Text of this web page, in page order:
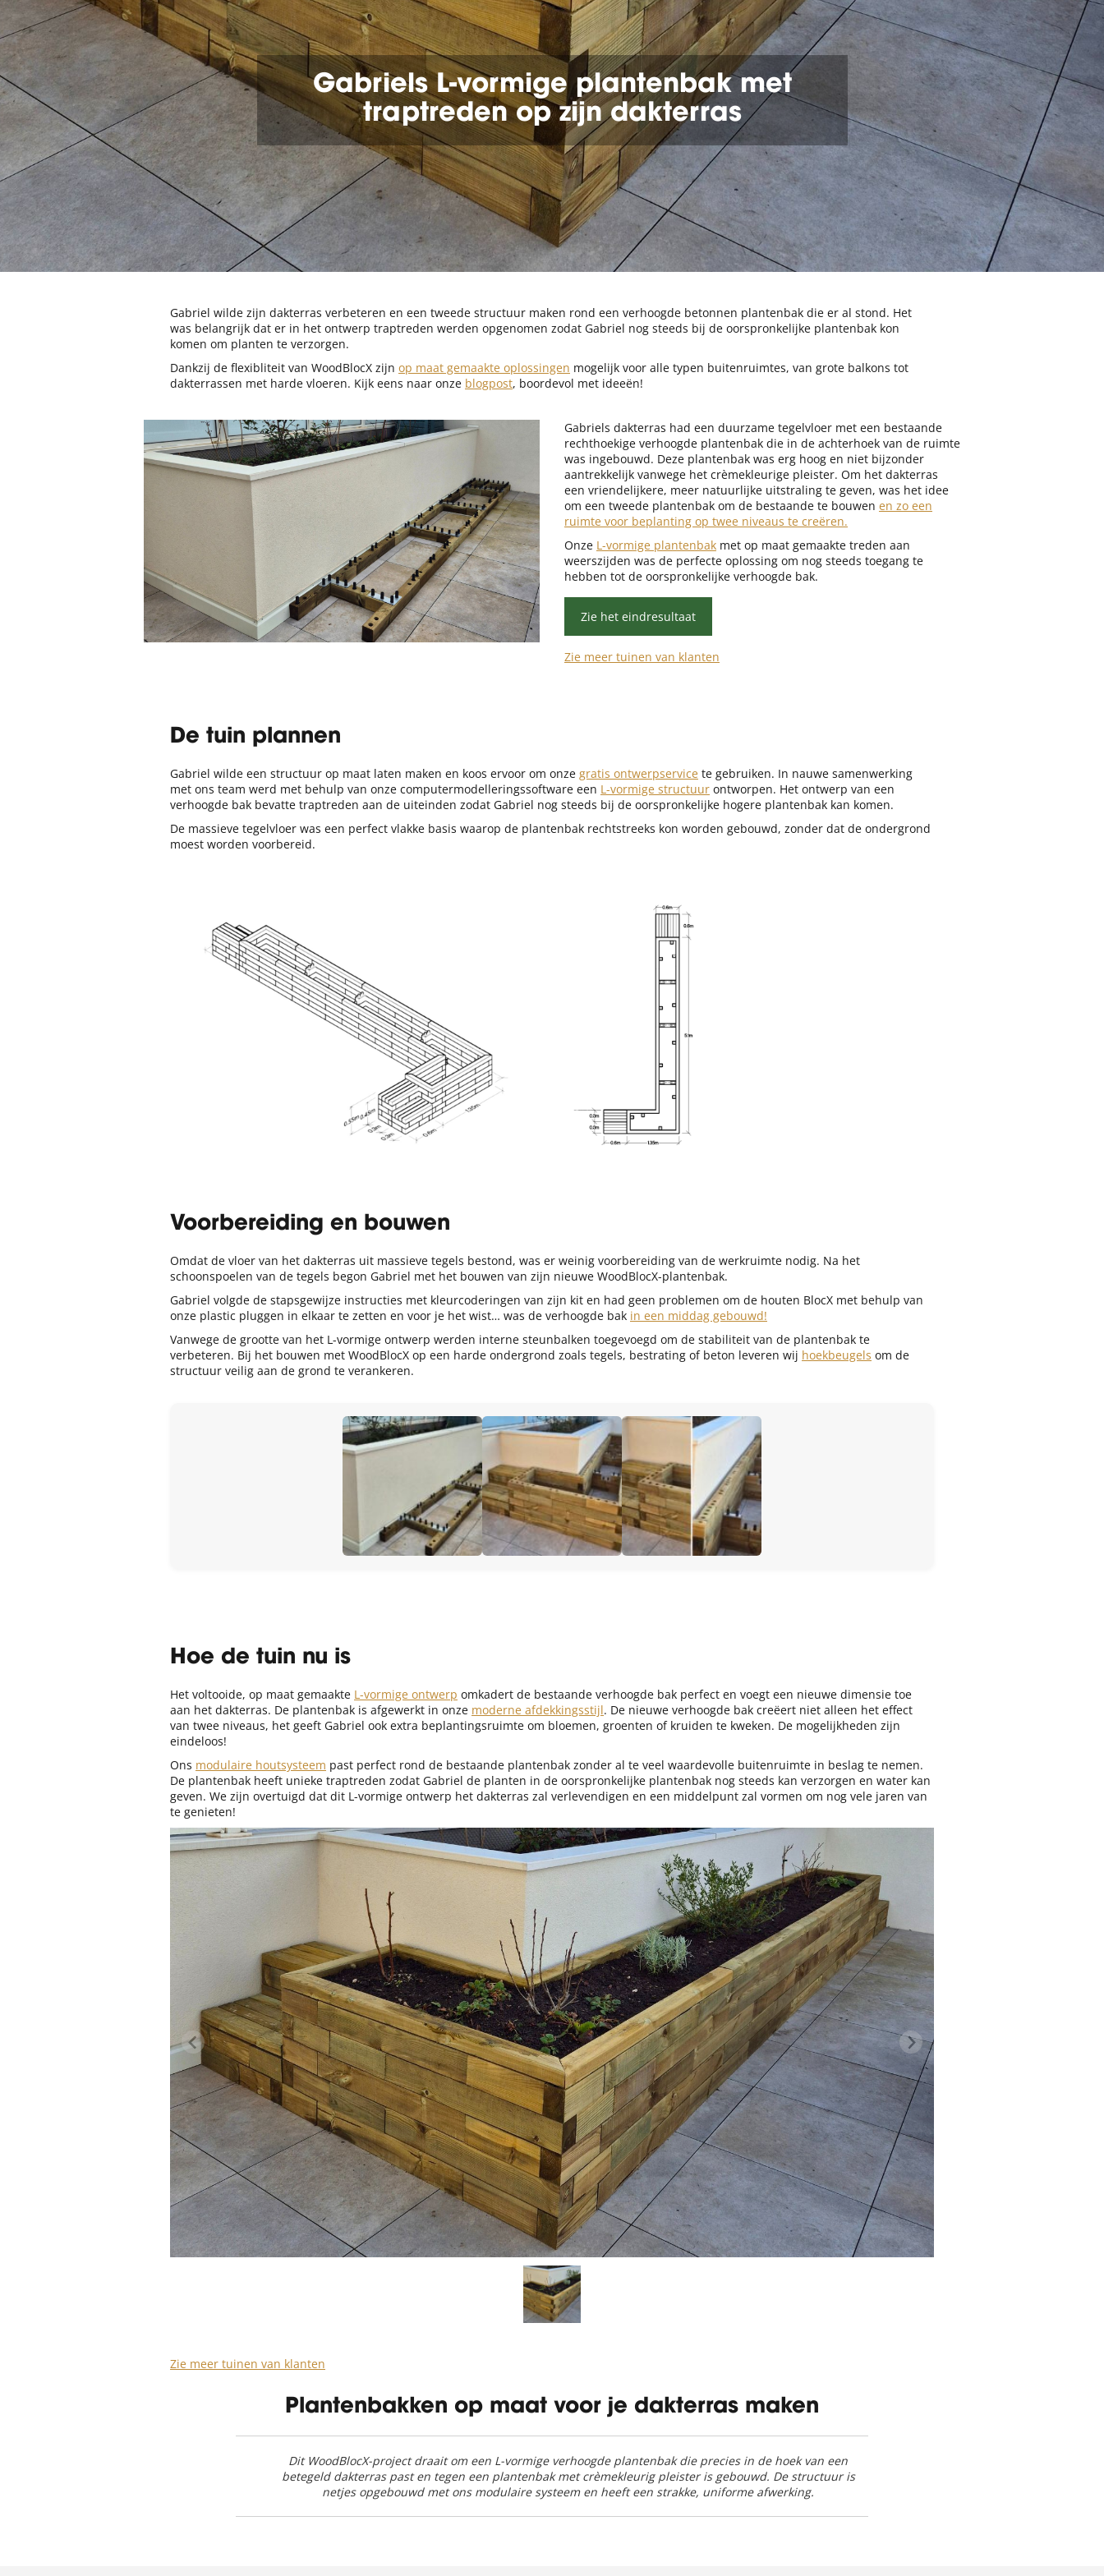
Gabriels L-vormige plantenbak met
traptreden op zijn dakterras
Gabriel wilde zijn dakterras verbeteren en een tweede structuur maken rond een verhoogde betonnen plantenbak die er al stond. Het
was belangrijk dat er in het ontwerp traptreden werden opgenomen zodat Gabriel nog steeds bij de oorspronkelijke plantenbak kon
komen om planten te verzorgen.
Dankzij de flexibliteit van WoodBlocX zijn op maat gemaakte oplossingen mogelijk voor alle typen buitenruimtes, van grote balkons tot
dakterrassen met harde vloeren. Kijk eens naar onze blogpost, boordevol met ideeën!
Gabriels dakterras had een duurzame tegelvloer met een bestaande
rechthoekige verhoogde plantenbak die in de achterhoek van de ruimte
was ingebouwd. Deze plantenbak was erg hoog en niet bijzonder
aantrekkelijk vanwege het crèmekleurige pleister. Om het dakterras
een vriendelijkere, meer natuurlijke uitstraling te geven, was het idee
om een tweede plantenbak om de bestaande te bouwen en zo een
ruimte voor beplanting op twee niveaus te creëren.
Onze L-vormige plantenbak met op maat gemaakte treden aan
weerszijden was de perfecte oplossing om nog steeds toegang te
hebben tot de oorspronkelijke verhoogde bak.
Zie het eindresultaat
Zie meer tuinen van klanten
De tuin plannen
Gabriel wilde een structuur op maat laten maken en koos ervoor om onze gratis ontwerpservice te gebruiken. In nauwe samenwerking
met ons team werd met behulp van onze computermodelleringssoftware een L-vormige structuur ontworpen. Het ontwerp van een
verhoogde bak bevatte traptreden aan de uiteinden zodat Gabriel nog steeds bij de oorspronkelijke hogere plantenbak kan komen.
De massieve tegelvloer was een perfect vlakke basis waarop de plantenbak rechtstreeks kon worden gebouwd, zonder dat de ondergrond
moest worden voorbereid.
Voorbereiding en bouwen
Omdat de vloer van het dakterras uit massieve tegels bestond, was er weinig voorbereiding van de werkruimte nodig. Na het
schoonspoelen van de tegels begon Gabriel met het bouwen van zijn nieuwe WoodBlocX-plantenbak.
Gabriel volgde de stapsgewijze instructies met kleurcoderingen van zijn kit en had geen problemen om de houten BlocX met behulp van
onze plastic pluggen in elkaar te zetten en voor je het wist… was de verhoogde bak in een middag gebouwd!
Vanwege de grootte van het L-vormige ontwerp werden interne steunbalken toegevoegd om de stabiliteit van de plantenbak te
verbeteren. Bij het bouwen met WoodBlocX op een harde ondergrond zoals tegels, bestrating of beton leveren wij hoekbeugels om de
structuur veilig aan de grond te verankeren.
Hoe de tuin nu is
Het voltooide, op maat gemaakte L-vormige ontwerp omkadert de bestaande verhoogde bak perfect en voegt een nieuwe dimensie toe
aan het dakterras. De plantenbak is afgewerkt in onze moderne afdekkingsstijl. De nieuwe verhoogde bak creëert niet alleen het effect
van twee niveaus, het geeft Gabriel ook extra beplantingsruimte om bloemen, groenten of kruiden te kweken. De mogelijkheden zijn
eindeloos!
Ons modulaire houtsysteem past perfect rond de bestaande plantenbak zonder al te veel waardevolle buitenruimte in beslag te nemen.
De plantenbak heeft unieke traptreden zodat Gabriel de planten in de oorspronkelijke plantenbak nog steeds kan verzorgen en water kan
geven. We zijn overtuigd dat dit L-vormige ontwerp het dakterras zal verlevendigen en een middelpunt zal vormen om nog vele jaren van
te genieten!
Zie meer tuinen van klanten
Plantenbakken op maat voor je dakterras maken
Dit WoodBlocX-project draait om een L-vormige verhoogde plantenbak die precies in de hoek van een
betegeld dakterras past en tegen een plantenbak met crèmekleurig pleister is gebouwd. De structuur is
netjes opgebouwd met ons modulaire systeem en heeft een strakke, uniforme afwerking.